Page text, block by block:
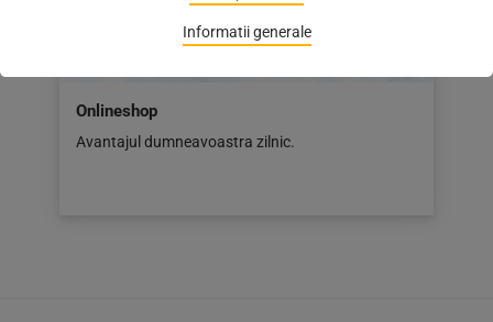
Informatii generale
Onlineshop
Avantajul dumneavoastra zilnic.